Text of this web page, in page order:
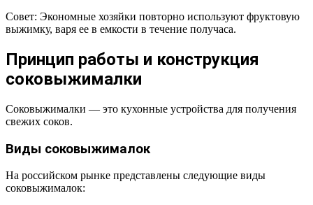
Совет: Экономные хозяйки повторно используют фруктовую
выжимку, варя ее в емкости в течение получаса.
Принцип работы и конструкция
соковыжималки
Соковыжималки — это кухонные устройства для получения
свежих соков.
Виды соковыжималок
На российском рынке представлены следующие виды
соковыжималок: